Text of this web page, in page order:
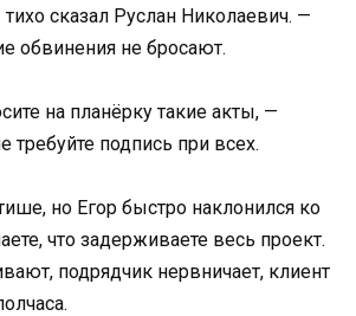
сказал Руслан Николаевич. —
обвинения не бросают.
на планёрку такие акты, —
требуйте подпись при всех.
но Егор быстро наклонился ко
что задерживаете весь проект.
подрядчик нервничает, клиент